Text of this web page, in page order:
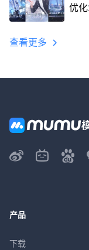
优
查看更多
产品
下载